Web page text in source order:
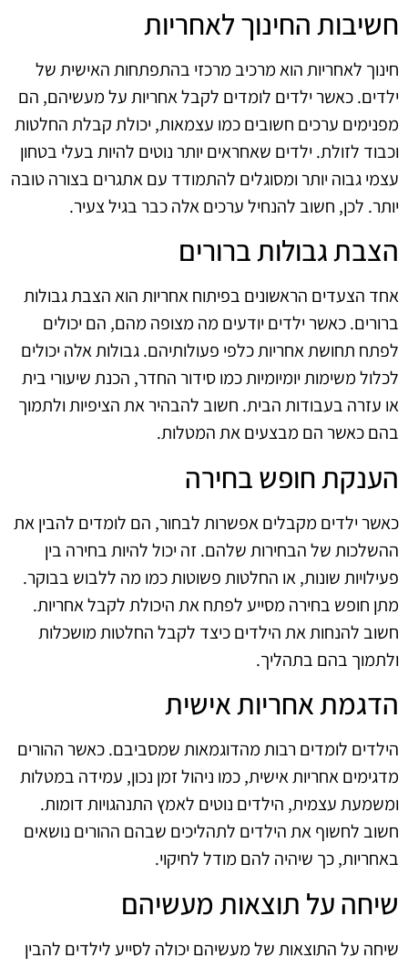
חשיבות החינוך לאחריות
חינוך לאחריות הוא מרכיב מרכזי בהתפתחות האישית של
ילדים. כאשר ילדים לומדים לקבל אחריות על מעשיהם, הם
מפנימים ערכים חשובים כמו עצמאות, יכולת קבלת החלטות
וכבוד לזולת. ילדים שאחראים יותר נוטים להיות בעלי בטחון
עצמי גבוה יותר ומסוגלים להתמודד עם אתגרים בצורה טובה
יותר. לכן, חשוב להנחיל ערכים אלה כבר בגיל צעיר.
הצבת גבולות ברורים
אחד הצעדים הראשונים בפיתוח אחריות הוא הצבת גבולות
ברורים. כאשר ילדים יודעים מה מצופה מהם, הם יכולים
לפתח תחושת אחריות כלפי פעולותיהם. גבולות אלה יכולים
לכלול משימות יומיומיות כמו סידור החדר, הכנת שיעורי בית
או עזרה בעבודות הבית. חשוב להבהיר את הציפיות ולתמוך
בהם כאשר הם מבצעים את המטלות.
הענקת חופש בחירה
כאשר ילדים מקבלים אפשרות לבחור, הם לומדים להבין את
ההשלכות של הבחירות שלהם. זה יכול להיות בחירה בין
פעילויות שונות, או החלטות פשוטות כמו מה ללבוש בבוקר.
מתן חופש בחירה מסייע לפתח את היכולת לקבל אחריות.
חשוב להנחות את הילדים כיצד לקבל החלטות מושכלות
ולתמוך בהם בתהליך.
הדגמת אחריות אישית
הילדים לומדים רבות מהדוגמאות שמסביבם. כאשר ההורים
מדגימים אחריות אישית, כמו ניהול זמן נכון, עמידה במטלות
ומשמעת עצמית, הילדים נוטים לאמץ התנהגויות דומות.
חשוב לחשוף את הילדים לתהליכים שבהם ההורים נושאים
באחריות, כך שיהיה להם מודל לחיקוי.
שיחה על תוצאות מעשיהם
שיחה על התוצאות של מעשיהם יכולה לסייע לילדים להבין